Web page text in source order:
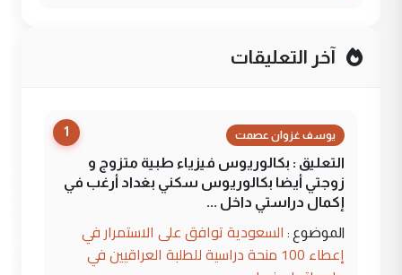
آخر التعليقات
1 يوسف غزوان عصمت
التعليق : بكالوريوس فيزياء طبية متزوج و
زوجتي أيضا بكالوريوس سكني بغداد أرغب في
إكمال دراستي داخل ...
الموضوع : السعودية توافق على الاستمرار في
إعطاء 100 منحة دراسية للطلبة العراقيين في